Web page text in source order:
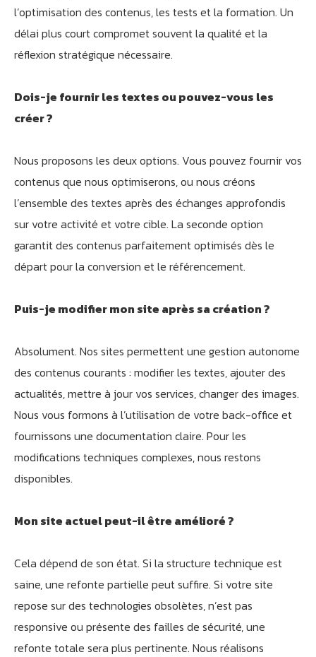
l’optimisation des contenus, les tests et la formation. Un
délai plus court compromet souvent la qualité et la
réflexion stratégique nécessaire.
Dois-je fournir les textes ou pouvez-vous les
créer ?
Nous proposons les deux options. Vous pouvez fournir vos
contenus que nous optimiserons, ou nous créons
l’ensemble des textes après des échanges approfondis
sur votre activité et votre cible. La seconde option
garantit des contenus parfaitement optimisés dès le
départ pour la conversion et le référencement.
Puis-je modifier mon site après sa création ?
Absolument. Nos sites permettent une gestion autonome
des contenus courants : modifier les textes, ajouter des
actualités, mettre à jour vos services, changer des images.
Nous vous formons à l’utilisation de votre back-office et
fournissons une documentation claire. Pour les
modifications techniques complexes, nous restons
disponibles.
Mon site actuel peut-il être amélioré ?
Cela dépend de son état. Si la structure technique est
saine, une refonte partielle peut suffire. Si votre site
repose sur des technologies obsolètes, n’est pas
responsive ou présente des failles de sécurité, une
refonte totale sera plus pertinente. Nous réalisons